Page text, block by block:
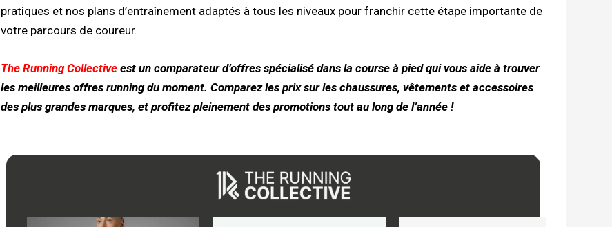
pratiques et nos plans d’entraînement adaptés à tous les niveaux pour franchir cette étape importante de
votre parcours de coureur.
The Running Collectiveest un comparateur d’offres spécialisé dans la course à pied qui vous aide à trouver
les meilleures offres running du moment. Comparez les prix sur les chaussures, vêtements et accessoires
des plus grandes marques, et profitez pleinement des promotions tout au long de l’année !